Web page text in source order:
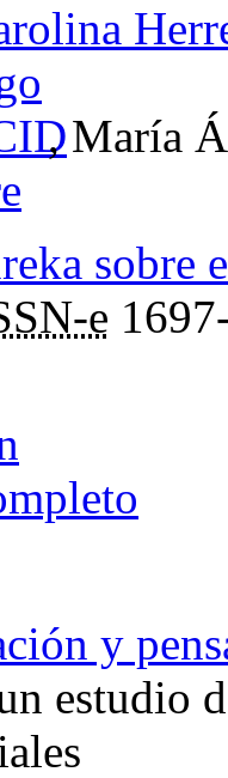
, María
sobre
e
y
estudio